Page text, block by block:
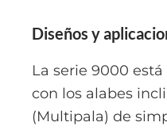
Diseños y
La serie 9000
con los alabes
(Multipala) de